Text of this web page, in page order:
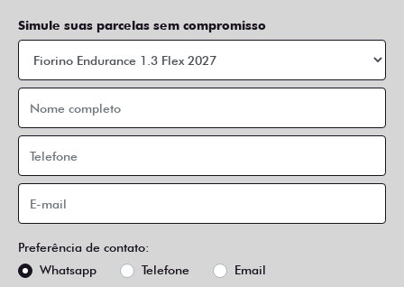
Simule suas parcelas sem compromisso
Preferência de contato:
Whatsapp
Telefone Email